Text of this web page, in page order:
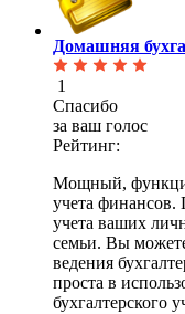
Домашняя
1
Спасибо
за ваш голос
Рейтинг:
Мощный,
учета финансов.
учета ваших
семьи. Вы
ведения
проста в
бухгалтерского